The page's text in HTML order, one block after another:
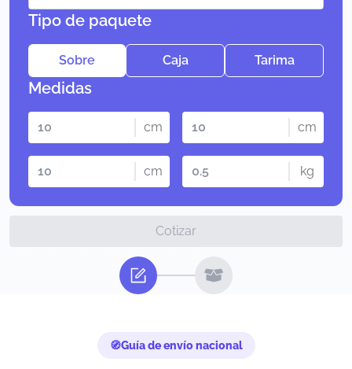
Tipo de paquete
Sobre Caja Tarima
Medidas
cm cm
cm kg
Cotizar
Guía de envío nacional